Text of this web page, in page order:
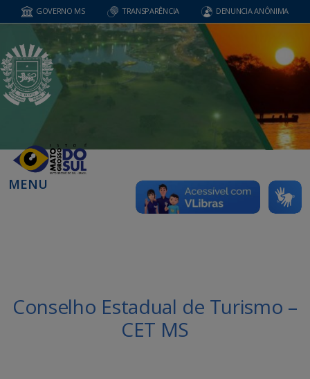
GOVERNO MS TRANSPARÊNCIA DENUNCIA ANÔNIMA
MENU
Conselho Estadual de Turismo –
CET MS